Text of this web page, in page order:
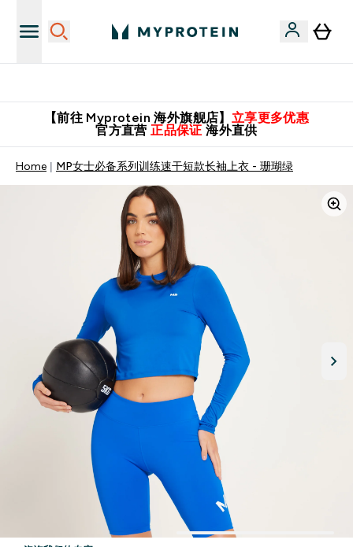
【前往 Myprotein 海外旗舰店】 立享更多优惠
官方直营 正品保证 海外直供
Home MP女士必备系列训练速干短款长袖上衣 - 珊瑚绿